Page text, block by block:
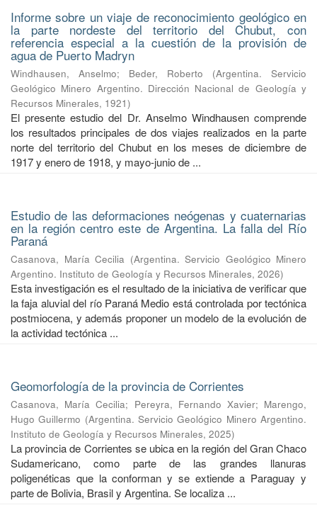
Informe sobre un viaje de reconocimiento geológico en
la parte nordeste del territorio del Chubut, con
referencia especial a la cuestión de la provisión de
agua de Puerto Madryn
Windhausen, Anselmo; Beder, Roberto (Argentina. Servicio
Geológico Minero Argentino. Dirección Nacional de Geología y
Recursos Minerales, 1921)
El presente estudio del Dr. Anselmo Windhausen comprende
los resultados principales de dos viajes realizados en la parte
norte del territorio del Chubut en los meses de diciembre de
1917 y enero de 1918, y mayo-junio de ...
Estudio de las deformaciones neógenas y cuaternarias
en la región centro este de Argentina. La falla del Río
Paraná
Casanova, María Cecilia (Argentina. Servicio Geológico Minero
Argentino. Instituto de Geología y Recursos Minerales, 2026)
Esta investigación es el resultado de la iniciativa de verificar que
la faja aluvial del río Paraná Medio está controlada por tectónica
postmiocena, y además proponer un modelo de la evolución de
la actividad tectónica ...
Geomorfología de la provincia de Corrientes
Casanova, María Cecilia; Pereyra, Fernando Xavier; Marengo,
Hugo Guillermo (Argentina. Servicio Geológico Minero Argentino.
Instituto de Geología y Recursos Minerales, 2025)
La provincia de Corrientes se ubica en la región del Gran Chaco
Sudamericano, como parte de las grandes llanuras
poligenéticas que la conforman y se extiende a Paraguay y
parte de Bolivia, Brasil y Argentina. Se localiza ...